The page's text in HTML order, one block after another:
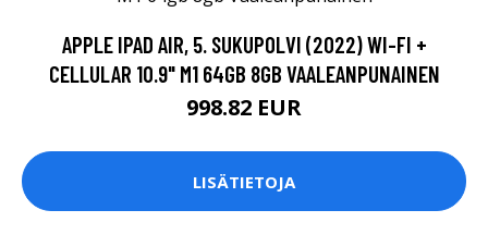
APPLE IPAD AIR, 5. SUKUPOLVI (2022) WI-FI +
CELLULAR 10.9" M1 64GB 8GB VAALEANPUNAINEN
998.82 EUR
LISÄTIETOJA